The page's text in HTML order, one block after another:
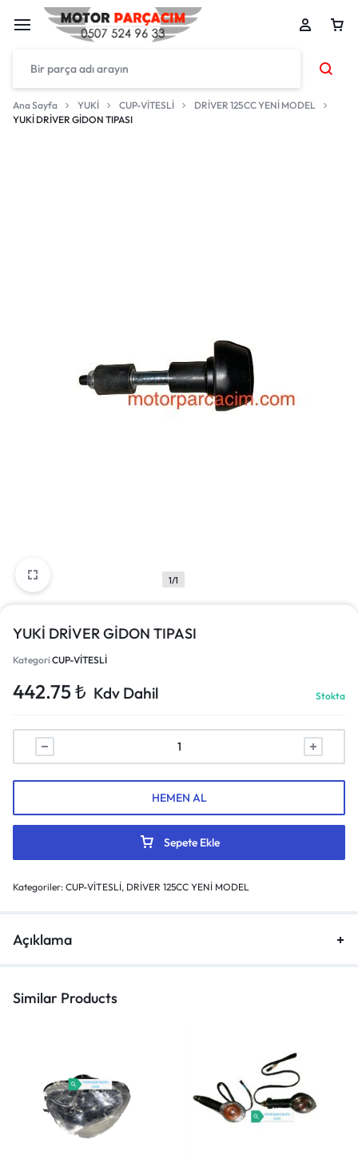
Ana Sayfa YUKİ CUP-VİTESLİ
DRİVER 125CC YENİ MODEL
YUKİ DRİVER GİDON TIPASI
1/1
YUKİ DRİVER GİDON TIPASI
Kategori CUP-VİTESLİ
442.75₺ Kdv Dahil Stokta
Sepete Ekle
HEMEN AL
Kategoriler: CUP-VİTESLİ, DRİVER 125CC YENİ MODEL
Açıklama
Similar Products